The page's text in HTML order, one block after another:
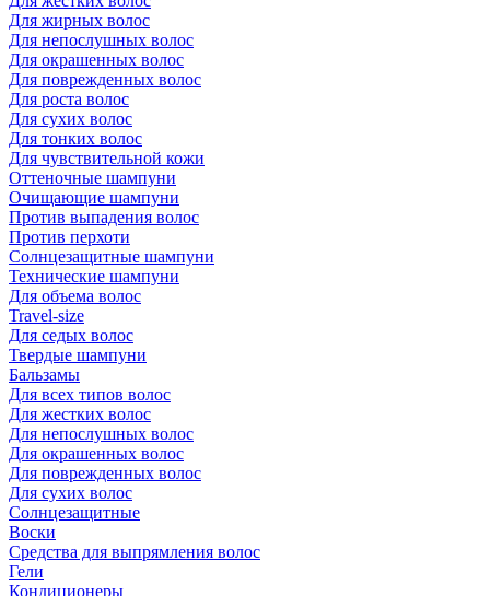
Для жирных волос
Для непослушных волос
Для окрашенных волос
Для поврежденных волос
Для роста волос
Для сухих волос
Для тонких волос
Для чувствительной кожи
Оттеночные шампуни
Очищающие шампуни
Против выпадения волос
Против перхоти
Солнцезащитные шампуни
Технические шампуни
Для объема волос
Travel-size
Для седых волос
Твердые шампуни
Бальзамы
Для всех типов волос
Для жестких волос
Для непослушных волос
Для окрашенных волос
Для поврежденных волос
Для сухих волос
Солнцезащитные
Воски
Средства для выпрямления волос
Гели
Кондиционеры